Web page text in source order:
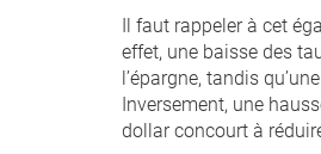
Il faut rappeler à cet
effet, une baisse des
l’épargne, tandis
Inversement, une
dollar concourt à